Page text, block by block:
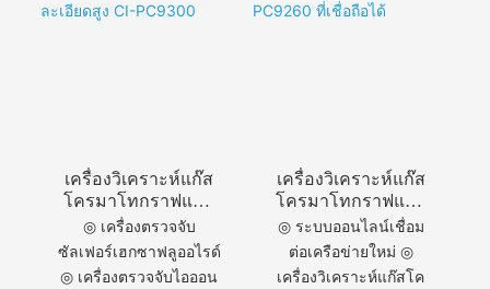
เชิงอุตสาหกรรม ◎ การ
ตัวอย่าง ◎ การทำงาน
เครื่องวิเคราะห์แก๊ส
โครมาโทกราฟแบบ
ออนไลน์ความ
ละเอียดสูง CI-
PC9300
◎ เครื่องตรวจจับ
ซัลเฟอร์เฮกซาฟลูออไรด์
◎ เครื่องตรวจจับไอออน
เครื่องวิเคราะห์แก๊ส
โครมาโทกราฟแบบ
ออนไลน์ CI-
PC9260 ที่เชื่อถือได้
◎ ระบบออนไลน์เชื่อม
ต่อเครือข่ายใหม่ ◎
เครื่องวิเคราะห์แก๊สโค